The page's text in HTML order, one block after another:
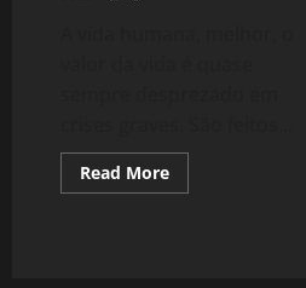
Read MoreRead
more